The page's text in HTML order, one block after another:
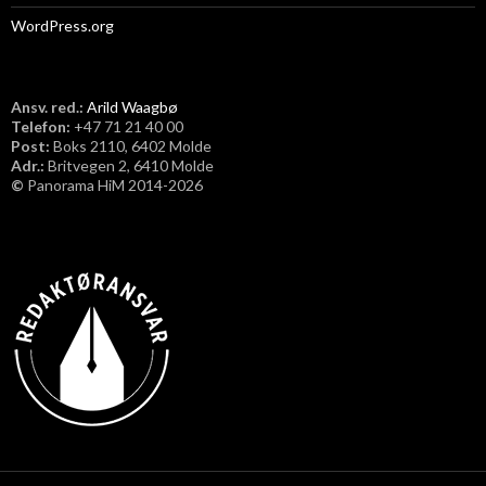
WordPress.org
Ansv. red.: Arild Waagbø
Telefon: ​+47 71 21 40 00
Post: Boks 2110, 6402 Molde
Adr.: Britvegen 2, 6410 Molde
© Panorama HiM 2014-2026